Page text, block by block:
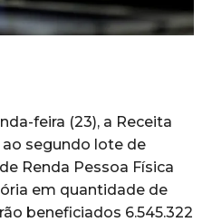
feira (23), a Receita
ao segundo lote de
Renda Pessoa Física
em quantidade de
beneficiados 6.545.322